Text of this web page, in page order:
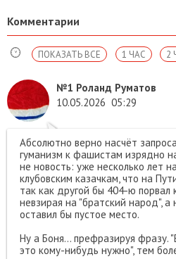
Комментарии
2
1 ЧАС
ПОКАЗАТЬ ВСЕ
№1 Роланд Руматов
10.05.2026 05:29
Абсолютно верно насчёт
гуманизм к фашистам изрядно
не новость: уже несколько лет
клубовским казачкам, что на
так как другой бы 404-ю порвал
невзирая на "братский народ", а
оставил бы пустое место.
Ну а Боня... префразируя фразу.
это кому-нибудь нужно", тем